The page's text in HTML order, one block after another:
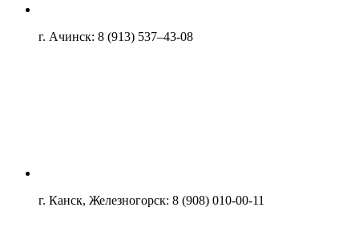
г. Ачинск: 8 (913) 537–43-08
г. Канск, Железногорск: 8 (908) 010-00-11